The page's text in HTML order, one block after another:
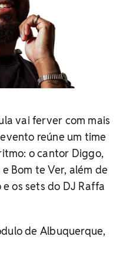
vai ferver com mais
reúne um time
o cantor Diggo,
Bom te Ver, além de
os sets do DJ Raffa
de Albuquerque,